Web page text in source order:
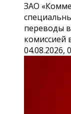
ЗАО
переводы
комиссией
04.08.2026,